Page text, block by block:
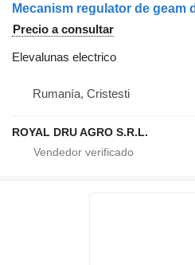
Precio a consultar
Elevalunas electrico
Rumanía, Cristesti
ROYAL DRU AGRO S.R.L.